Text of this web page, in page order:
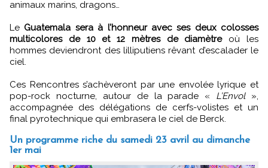
animaux marins, dragons…
Le Guatemala sera à l’honneur avec ses deux colosses
multicolores de 10 et 12 mètres de diamètreoù les
hommes deviendront des lilliputiens rêvant d’escalader le
ciel.
Ces Rencontres s’achèveront par une envolée lyrique et
pop-rock nocturne, autour de la parade « L’Envol »,
accompagnée des délégations de cerfs-volistes et un
final pyrotechnique qui embrasera le ciel de Berck.
Un programme riche du samedi 23 avril au dimanche
1er mai